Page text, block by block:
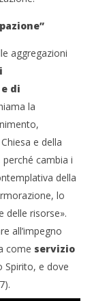
aggregazioni
di
la
e della
cambia i
della
lo
delle risorse».
all’impegno
come servizio
Spirito, e dove